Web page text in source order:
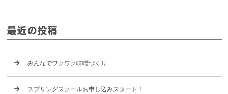
最近の投稿
みんなでワクワク味噌づくり
スプリングスクールお申し込みスタート！